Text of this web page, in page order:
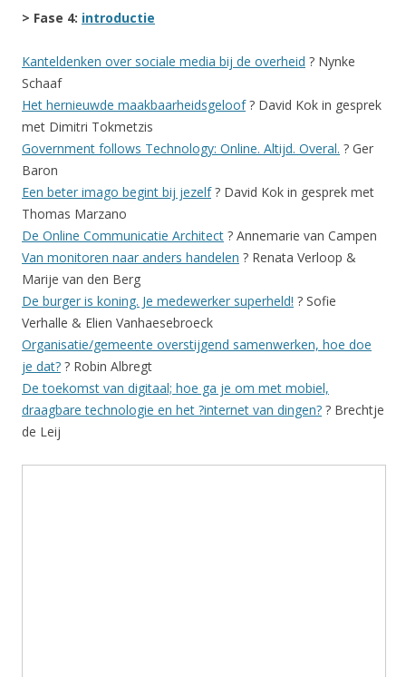
> Fase 4: introductie
Kanteldenken over sociale media bij de overheid ? Nynke
Schaaf
Het hernieuwde maakbaarheidsgeloof? David Kok in gesprek
met Dimitri Tokmetzis
Government follows Technology: Online. Altijd. Overal. ? Ger
Baron
Een beter imago begint bij jezelf? David Kok in gesprek met
Thomas Marzano
De Online Communicatie Architect ? Annemarie van Campen
Van monitoren naar anders handelen ? Renata Verloop &
Marije van den Berg
De burger is koning. Je medewerker superheld! ? Sofie
Verhalle & Elien Vanhaesebroeck
Organisatie/gemeente overstijgend samenwerken, hoe doe
je dat? ? Robin Albregt
De toekomst van digitaal; hoe ga je om met mobiel,
draagbare technologie en het ?internet van dingen? ? Brechtje
de Leij